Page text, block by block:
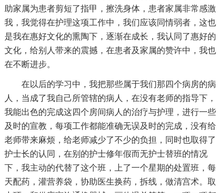
助家属为患者剪短了指甲，擦洗身体，患者家属非常感激
我，我觉得在护理这项工作中，我们应该同情弱者，这也
是我在惠好文化的熏陶下，逐渐在成长，我认同了惠好的
文化，给别人带来的震撼，在患者及家属的赞许中，我也
在不断进步。
在以后的学习中，我把那些属于我们那四个病房的病
人，当成了我自己所管辖的病人，在没有老师的指导下，
我能出色的完成这四个房间病人的治疗与护理，进行一些
及时的宣教，每项工作都能准确无误及时的完成，没有给
老师带来麻烦，给老师减少了不少的负担，同时也取得了
护士长的认同，在别的护士修年假而无护士替班的情况
下，我主动的代替了这个班，上了一个星期的处置班，每
天配药，灌营养袋，协助医生换药，拆线，做清宫术。取